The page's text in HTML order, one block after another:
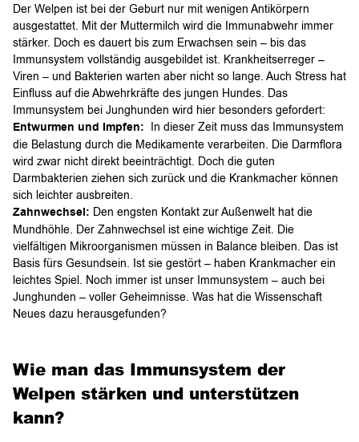
Der Welpen ist bei der Geburt nur mit wenigen Antikörpern
ausgestattet. Mit der Muttermilch wird die Immunabwehr immer
stärker. Doch es dauert bis zum Erwachsen sein – bis das
Immunsystem vollständig ausgebildet ist. Krankheitserreger –
Viren – und Bakterien warten aber nicht so lange. Auch Stress hat
Einfluss auf die Abwehrkräfte des jungen Hundes. Das
Immunsystem bei Junghunden wird hier besonders gefordert:
Entwurmen und Impfen: In dieser Zeit muss das Immunsystem
die Belastung durch die Medikamente verarbeiten. Die Darmflora
wird zwar nicht direkt beeinträchtigt. Doch die guten
Darmbakterien ziehen sich zurück und die Krankmacher können
sich leichter ausbreiten.
Zahnwechsel: Den engsten Kontakt zur Außenwelt hat die
Mundhöhle. Der Zahnwechsel ist eine wichtige Zeit. Die
vielfältigen Mikroorganismen müssen in Balance bleiben. Das ist
Basis fürs Gesundsein. Ist sie gestört – haben Krankmacher ein
leichtes Spiel. Noch immer ist unser Immunsystem – auch bei
Junghunden – voller Geheimnisse. Was hat die Wissenschaft
Neues dazu herausgefunden?
Wie man das Immunsystem der
Welpen stärken und unterstützen
kann?